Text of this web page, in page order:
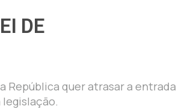
DE
República quer atrasar a entrada